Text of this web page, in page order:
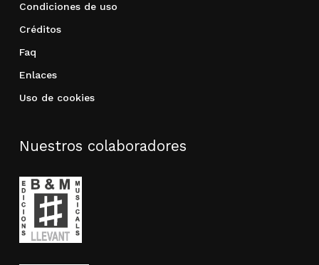
Condiciones de uso
Créditos
Faq
Enlaces
Uso de cookies
Nuestros colaboradores